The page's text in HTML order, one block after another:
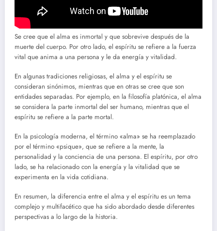
Se cree que el alma es inmortal y que sobrevive después de la
muerte del cuerpo. Por otro lado, el espíritu se refiere a la fuerza
vital que anima a una persona y le da energía y vitalidad.
En algunas tradiciones religiosas, el alma y el espíritu se
consideran sinónimos, mientras que en otras se cree que son
entidades separadas. Por ejemplo, en la filosofía platónica, el alma
se considera la parte inmortal del ser humano, mientras que el
espíritu se refiere a la parte mortal.
En la psicología moderna, el término «alma» se ha reemplazado
por el término «psique», que se refiere a la mente, la
personalidad y la conciencia de una persona. El espíritu, por otro
lado, se ha relacionado con la energía y la vitalidad que se
experimenta en la vida cotidiana.
En resumen, la diferencia entre el alma y el espíritu es un tema
complejo y multifacético que ha sido abordado desde diferentes
perspectivas a lo largo de la historia.